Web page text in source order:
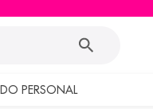
PERSONAL